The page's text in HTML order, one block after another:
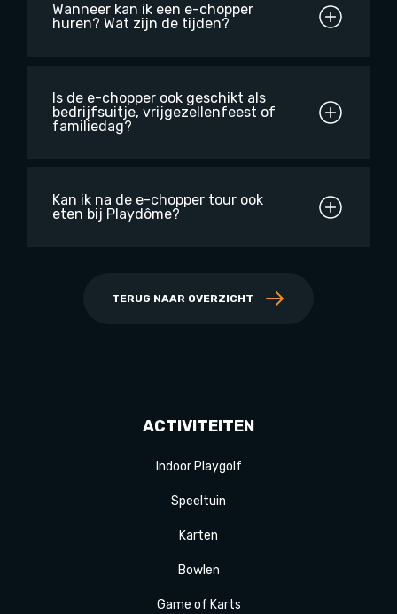
Wanneer kan ik een e-chopper
huren? Wat zijn de tijden?
Is de e-chopper ook geschikt als
bedrijfsuitje, vrijgezellenfeest of
familiedag?
Kan ik na de e-chopper tour ook
eten bij Playdôme?
TERUG NAAR OVERZICHT
ACTIVITEITEN
Indoor Playgolf
Speeltuin
Karten
Bowlen
Game of Karts